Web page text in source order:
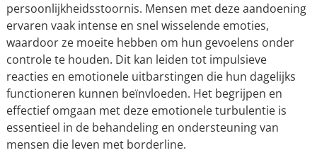
persoonlijkheidsstoornis. Mensen met deze aandoening
ervaren vaak intense en snel wisselende emoties,
waardoor ze moeite hebben om hun gevoelens onder
controle te houden. Dit kan leiden tot impulsieve
reacties en emotionele uitbarstingen die hun dagelijks
functioneren kunnen beïnvloeden. Het begrijpen en
effectief omgaan met deze emotionele turbulentie is
essentieel in de behandeling en ondersteuning van
mensen die leven met borderline.